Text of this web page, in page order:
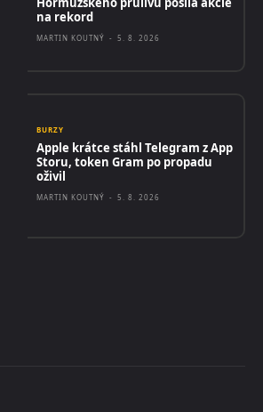
na rekord
MARTIN KOUTNÝ - 5. 8. 2026
BURZY
Apple krátce stáhl Telegram z App
Storu, token Gram po propadu
oživil
MARTIN KOUTNÝ - 5. 8. 2026